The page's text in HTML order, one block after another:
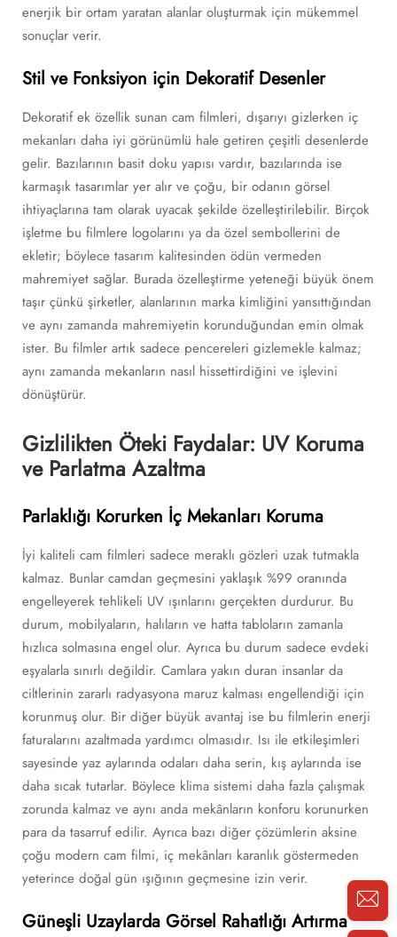
enerjik bir ortam yaratan alanlar oluşturmak için mükemmel
sonuçlar verir.
Stil ve Fonksiyon için Dekoratif Desenler
Dekoratif ek özellik sunan cam filmleri, dışarıyı gizlerken iç
mekanları daha iyi görünümlü hale getiren çeşitli desenlerde
gelir. Bazılarının basit doku yapısı vardır, bazılarında ise
karmaşık tasarımlar yer alır ve çoğu, bir odanın görsel
ihtiyaçlarına tam olarak uyacak şekilde özelleştirilebilir. Birçok
işletme bu filmlere logolarını ya da özel sembollerini de
ekletir; böylece tasarım kalitesinden ödün vermeden
mahremiyet sağlar. Burada özelleştirme yeteneği büyük önem
taşır çünkü şirketler, alanlarının marka kimliğini yansıttığından
ve aynı zamanda mahremiyetin korunduğundan emin olmak
ister. Bu filmler artık sadece pencereleri gizlemekle kalmaz;
aynı zamanda mekanların nasıl hissettirdiğini ve işlevini
dönüştürür.
Gizlilikten Öteki Faydalar: UV Koruma
ve Parlatma Azaltma
Parlaklığı Korurken İç Mekanları Koruma
İyi kaliteli cam filmleri sadece meraklı gözleri uzak tutmakla
kalmaz. Bunlar camdan geçmesini yaklaşık %99 oranında
engelleyerek tehlikeli UV ışınlarını gerçekten durdurur. Bu
durum, mobilyaların, halıların ve hatta tabloların zamanla
hızlıca solmasına engel olur. Ayrıca bu durum sadece evdeki
eşyalarla sınırlı değildir. Camlara yakın duran insanlar da
ciltlerinin zararlı radyasyona maruz kalması engellendiği için
korunmuş olur. Bir diğer büyük avantaj ise bu filmlerin enerji
faturalarını azaltmada yardımcı olmasıdır. Isı ile etkileşimleri
sayesinde yaz aylarında odaları daha serin, kış aylarında ise
daha sıcak tutarlar. Böylece klima sistemi daha fazla çalışmak
zorunda kalmaz ve aynı anda mekânların konforu korunurken
para da tasarruf edilir. Ayrıca bazı diğer çözümlerin aksine
çoğu modern cam filmi, iç mekânları karanlık göstermeden
yeterince doğal gün ışığının geçmesine izin verir.
Güneşli Uzaylarda Görsel Rahatlığı Artırma